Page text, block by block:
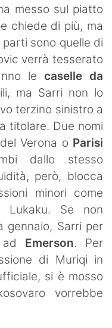
messo sul piatto
chiede di più, ma
sono quelle di
verrà tesserato
lecaselle da
ma Sarri non lo
terzino sinistro a
titolare. Due nomi
del Verona o Parisi
dallo stesso
però, blocca
minori come
Lukaku. Se non
gennaio, Sarri per
ad Emerson. Per
di Muriqi in
si è mosso
vorrebbe